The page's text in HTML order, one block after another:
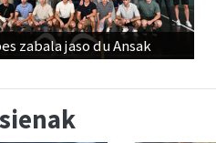
zabala jaso du Ansak